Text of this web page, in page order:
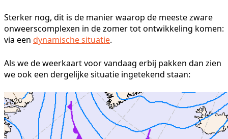
Sterker nog, dit is de manier waarop de meeste zware
onweerscomplexen in de zomer tot ontwikkeling komen:
via een dynamische situatie.
Als we de weerkaart voor vandaag erbij pakken dan zien
we ook een dergelijke situatie ingetekend staan: